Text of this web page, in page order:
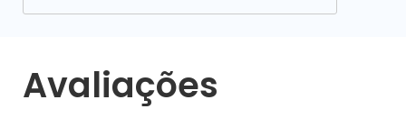
Avaliações